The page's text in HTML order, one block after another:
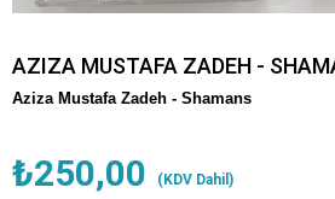
AZIZA MUSTAFA ZADEH -
Aziza Mustafa Zadeh - Shamans
₺250,00 (KDV Dahil)